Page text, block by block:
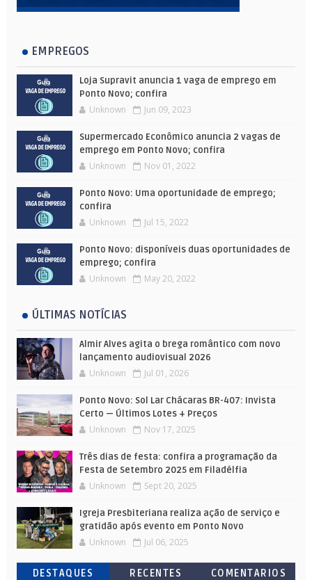
EMPREGOS
Loja Supravit anuncia 1 vaga de emprego em
Ponto Novo; confira
Unknown Jun 09, 2023
Supermercado Econômico anuncia 2 vagas de
emprego em Ponto Novo; confira
Unknown Nov 01, 2022
Ponto Novo: Uma oportunidade de emprego;
confira
Unknown Jul 15, 2022
Ponto Novo: disponíveis duas oportunidades de
emprego; confira
Unknown May 20, 2022
ÚLTIMAS NOTÍCIAS
Almir Alves agita o brega romântico com novo
lançamento audiovisual 2026
Unknown Jul 01, 2026
Ponto Novo: Sol Lar Chácaras BR-407: Invista
Certo — Últimos Lotes + Preços
Unknown Nov 17, 2025
Três dias de festa: confira a programação da
Festa de Setembro 2025 em Filadélfia
Unknown Sept 20, 2025
Igreja Presbiteriana realiza ação de serviço e
gratidão após evento em Ponto Novo
Unknown Jul 06, 2025
DESTAQUES RECENTES COMENTARIOS